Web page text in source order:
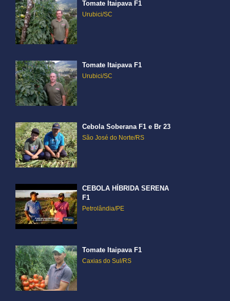
Tomate Itaipava F1
Urubici/SC
Tomate Itaipava F1
Urubici/SC
Cebola Soberana F1 e Br 23
São José do Norte/RS
CEBOLA HÍBRIDA SERENA
F1
Petrolândia/PE
Tomate Itaipava F1
Caxias do Sul/RS